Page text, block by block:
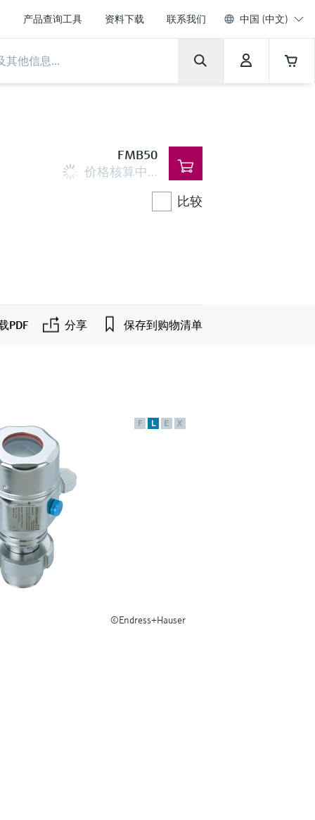
产品查询工具 资料下载 联系我们 中国 (中文)
FMB50
价格核算中…
比较
PDF 分享 保存到购物清单
F L E X
©Endress+Hauser